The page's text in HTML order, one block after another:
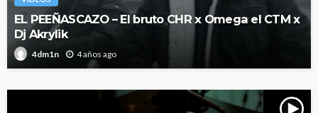
EL PEEÑASCAZO – El bruto CHR x Omega el CTM x
Dj Akrylik
4dm1n 4 años ago